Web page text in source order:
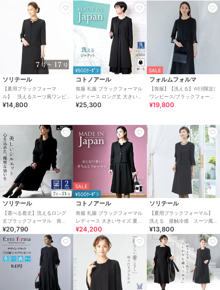
ソリテール
【夏用ブラックフォーマ
ル】 洗えるスーツ風ワンピ
ース/レディース/喪服/礼服/法
¥14,800
¥500ｸｰﾎﾟﾝ
コトノアール
喪服 礼服 ブラックフォーマル
レディース ロング丈 大きいサ
イズ 夏物 夏用 洗える 日本製
¥25,300
SALE
フォルムフォルマ
【喪服】【洗える】WEB限定/
ワンピース/ブラックフォーマ
ル/夏
¥19,800
ソリテール
【選べる着丈】洗えるロング
丈ブラックフォーマル 喪
服 礼服 卒業式 卒園式
¥20,790
SALE
¥500ｸｰﾎﾟﾝ
コトノアール
喪服 礼服 ブラックフォーマル
レディース 大きいサイズ 夏物
夏用 日本製
¥24,200
ソリテール
【夏用ブラックフォーマル】
洗える 接触冷感 スーツ風
前開きサマーフォーマルワン
ピース/喪服/礼服
¥13,800